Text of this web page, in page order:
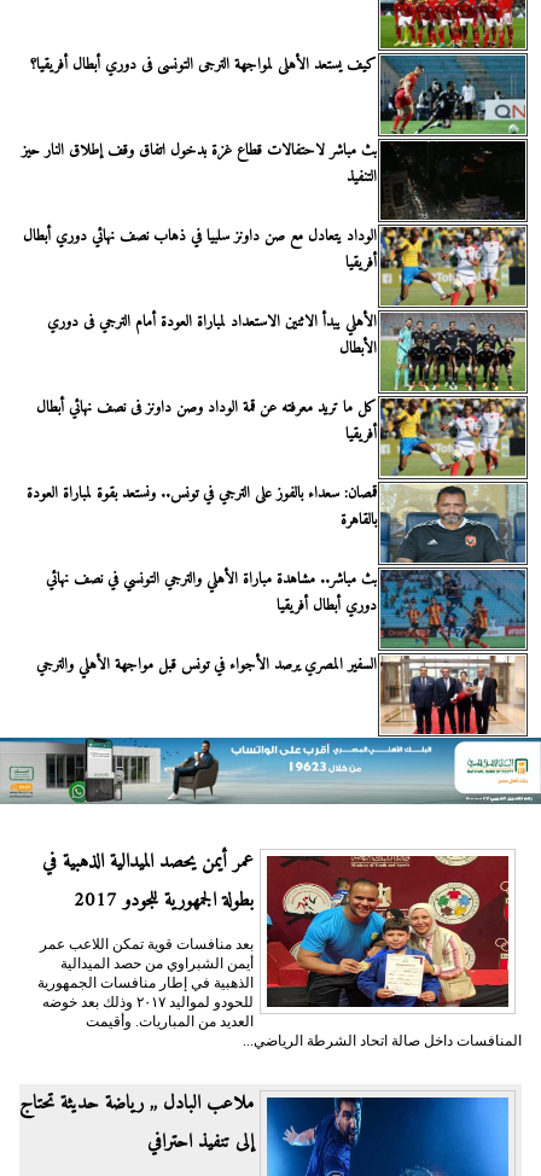
كيف يستعد الأهلى لمواجهة الترجى التونسى فى دوري أبطال أفريقيا؟
بث مباشر لاحتفالات قطاع غزة بدخول اتفاق وقف إطلاق النار حيز
التنفيذ
الوداد يتعادل مع صن داونز سلبيا في ذهاب نصف نهائي دوري أبطال
أفريقيا
الأهلي يبدأ الاثنين الاستعداد لمباراة العودة أمام الترجي فى دوري
الأبطال
كل ما تريد معرفته عن قمة الوداد وصن داونز فى نصف نهائي أبطال
أفريقيا
قمصان: سعداء بالفوز على الترجي في تونس.. ونستعد بقوة لمباراة العودة
بالقاهرة
بث مباشر.. مشاهدة مباراة الأهلي والترجي التونسي في نصف نهائي
دوري أبطال أفريقيا
السفير المصري يرصد الأجواء في تونس قبل مواجهة الأهلي والترجي
عمر أيمن يحصد الميدالية الذهبية في
بطولة الجمهورية للجودو 2017
بعد منافسات قوية تمكن اللاعب عمر
أيمن الشبراوي من حصد الميدالية
الذهبية في إطار منافسات الجمهورية
للحودو لمواليد ٢٠١٧ وذلك بعد خوضه
العديد من المباريات. وأقيمت
المنافسات داخل صالة اتحاد الشرطة الرياضي...
ملاعب البادل ,, رياضة حديثة تحتاج
إلى تنفيذ احترافي